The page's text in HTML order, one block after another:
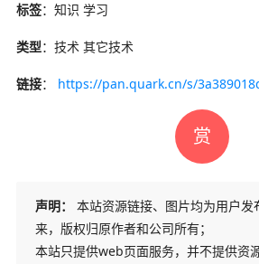
标签：知识 学习
类型：技术 其它技术
链接： https://pan.quark.cn/s/
赏
声明：
本站资源链接、图片均为用户发
来，版权归原作者和公司所有；
本站只提供web页面服务，并不提供资